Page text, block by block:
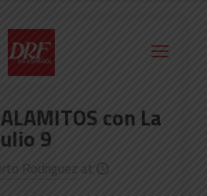
con La
9
Rodriguez at